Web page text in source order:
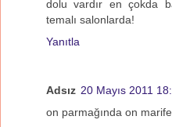
dolu vardır en çokda
temalı salonlarda!
Yanıtla
Adsız 20 Mayıs 2011
on parmağında on